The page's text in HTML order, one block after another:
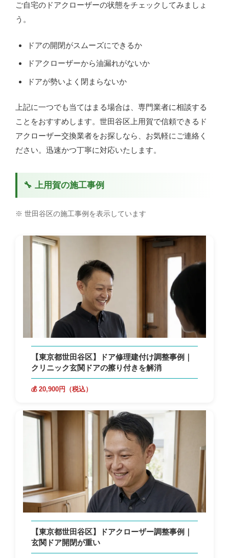
ご自宅のドアクローザーの状態をチェックしてみましょ
う。
ドアの開閉がスムーズにできるか
ドアクローザーから油漏れがないか
ドアが勢いよく閉まらないか
上記に一つでも当てはまる場合は、専門業者に相談する
ことをおすすめします。世田谷区上用賀で信頼できるド
アクローザー交換業者をお探しなら、お気軽にご連絡く
ださい。迅速かつ丁寧に対応いたします。
🔧 上用賀の施工事例
※ 世田谷区の施工事例を表示しています
【東京都世田谷区】ドア修理建付け調整事例｜
クリニック玄関ドアの擦り付きを解消
💰 20,900円（税込）
【東京都世田谷区】ドアクローザー調整事例｜
玄関ドア開閉が重い